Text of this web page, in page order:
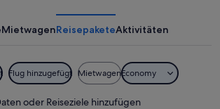
MietwagenReisepaketeAktivitäten
Flug hinzugefügt MietwagenEconomy
oder Reiseziele hinzufügen